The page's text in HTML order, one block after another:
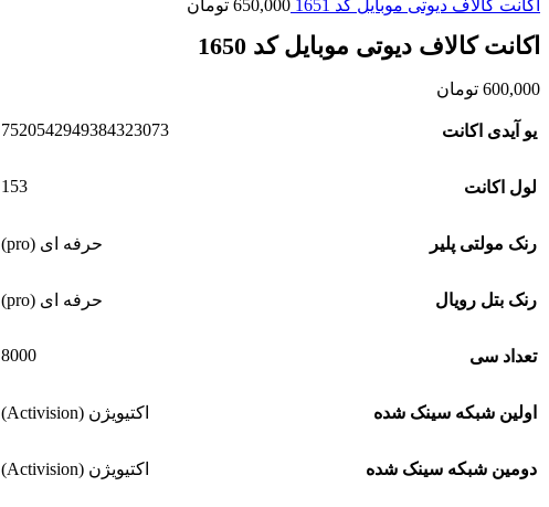
اکانت کالاف دیوتی موبایل کد 1651 650,000 تومان
اکانت کالاف دیوتی موبایل کد 1650
600,000 تومان
یو آیدی اکانت 7520542949384323073
لول اکانت 153
رنک مولتی پلیر حرفه ای (pro)
رنک بتل رویال حرفه ای (pro)
تعداد سی 8000
اولین شبکه سینک شده اکتیویژن (Activision)
دومین شبکه سینک شده اکتیویژن (Activision)